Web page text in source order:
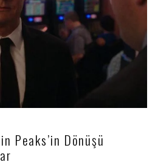
Peaks’in Dönüşü